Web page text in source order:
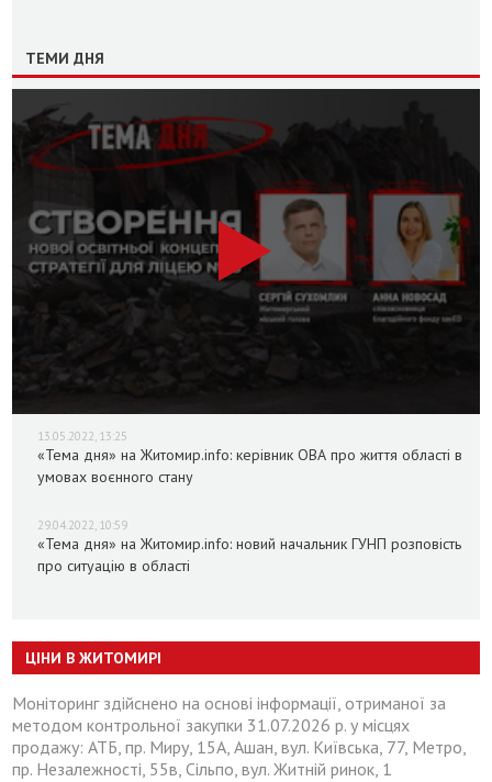
ТЕМИ ДНЯ
13.05.2022, 13:25
«Тема дня» на Житомир.info: керівник ОВА про життя області в
умовах воєнного стану
29.04.2022, 10:59
«Тема дня» на Житомир.info: новий начальник ГУНП розповість
про ситуацію в області
ЦІНИ В ЖИТОМИРІ
Моніторинг здійснено на основі інформації, отриманої за
методом контрольної закупки 31.07.2026 р. у місцях
продажу: АТБ, пр. Миру, 15А, Ашан, вул. Київська, 77, Метро,
пр. Незалежності, 55в, Сільпо, вул. Житній ринок, 1